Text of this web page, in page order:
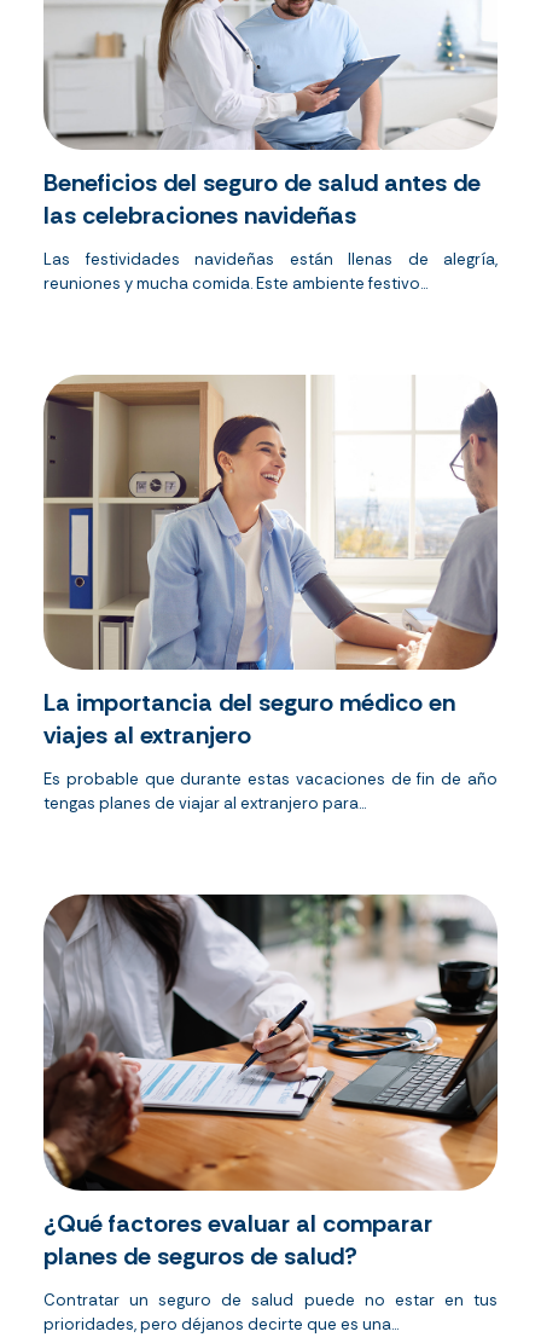
Beneficios del seguro de salud antes de
las celebraciones navideñas
Las festividades navideñas están llenas de alegría,
reuniones y mucha comida. Este ambiente festivo...
La importancia del seguro médico en
viajes al extranjero
Es probable que durante estas vacaciones de fin de año
tengas planes de viajar al extranjero para...
¿Qué factores evaluar al comparar
planes de seguros de salud?
Contratar un seguro de salud puede no estar en tus
prioridades, pero déjanos decirte que es una...